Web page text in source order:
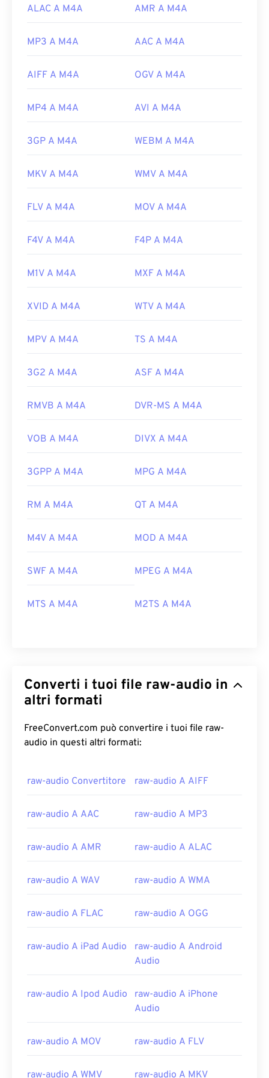
ALAC A M4A AMR A M4A
MP3 A M4A AAC A M4A
AIFF A M4A OGV A M4A
MP4 A M4A AVI A M4A
3GP A M4A WEBM A M4A
MKV A M4A WMV A M4A
FLV A M4A MOV A M4A
F4V A M4A F4P A M4A
M1V A M4A MXF A M4A
XVID A M4A WTV A M4A
MPV A M4A TS A M4A
3G2 A M4A ASF A M4A
RMVB A M4A DVR-MS A M4A
VOB A M4A DIVX A M4A
3GPP A M4A MPG A M4A
RM A M4A QT A M4A
M4V A M4A MOD A M4A
SWF A M4A MPEG A M4A
MTS A M4A M2TS A M4A
Converti i tuoi file raw-audio in
altri formati
FreeConvert.com può convertire i tuoi file raw-
audio in questi altri formati:
raw-audio Convertitore raw-audio A AIFF
raw-audio A AAC raw-audio A MP3
raw-audio A AMR raw-audio A ALAC
raw-audio A WAV raw-audio A WMA
raw-audio A FLAC raw-audio A OGG
raw-audio A iPad Audio
raw-audio A Android
Audio
raw-audio A Ipod Audio
raw-audio A iPhone
Audio
raw-audio A MOV raw-audio A FLV
raw-audio A WMV raw-audio A MKV